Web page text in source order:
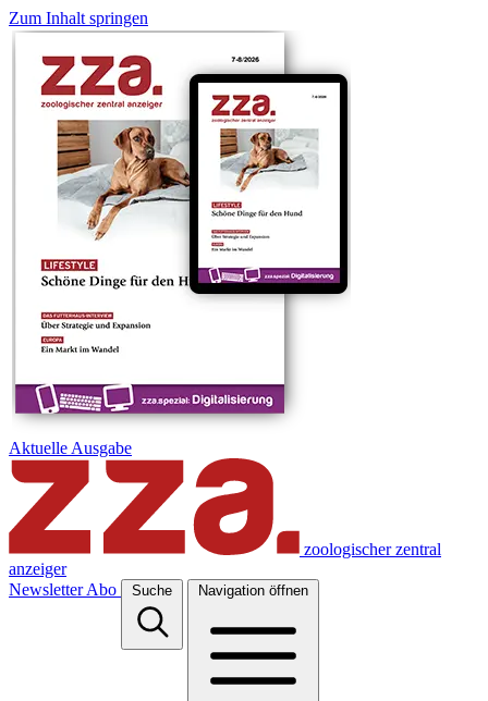
Zum Inhalt springen
Aktuelle Ausgabe
zoologischer zentral
anzeiger
Newsletter Abo Suche Navigation öffnen